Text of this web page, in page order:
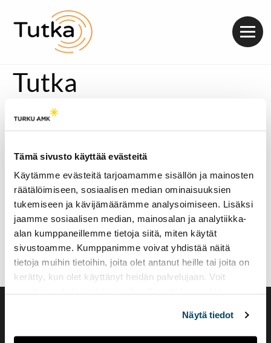
Tämä sivusto käyttää evästeitä
Käytämme evästeitä tarjoamamme sisällön ja mainosten
räätälöimiseen, sosiaalisen median ominaisuuksien
tukemiseen ja kävijämäärämme analysoimiseen. Lisäksi
jaamme sosiaalisen median, mainosalan ja analytiikka-
alan kumppaneillemme tietoja siitä, miten käytät
sivustoamme. Kumppanimme voivat yhdistää näitä
tietoja muihin tietoihin, joita olet antanut heille tai joita on
kerätty, kun olet käyttänyt heidän palvelujaan. Voit
Näytä tiedot
Tutka